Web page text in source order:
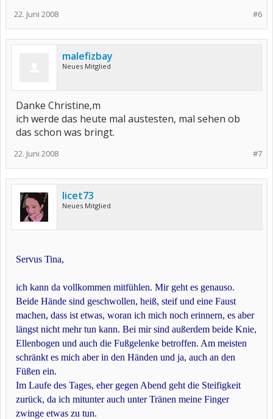
#6
22. Juni 2008
malefizbay
Neues Mitglied
Danke Christine,m
ich werde das heute mal austesten, mal sehen ob
das schon was bringt.
#7
22. Juni 2008
licet73
Neues Mitglied
Servus Tina,
ich kann da vollkommen mitfühlen. Mir geht es genauso.
Beide Hände sind geschwollen, heiß, steif und eine Faust
machen, dass ist etwas, woran ich mich noch erinnern, es aber
längst nicht mehr tun kann. Bei mir sind außerdem beide Knie,
Ellenbogen und auch die Fußgelenke betroffen. Am meisten
schränkt es mich aber in den Händen und ja, auch an den
Füßen ein.
Im Laufe des Tages, eher gegen Abend geht die Steifigkeit
zurück, da ich mitunter auch unter Tränen meine Finger
zwinge etwas zu tun.